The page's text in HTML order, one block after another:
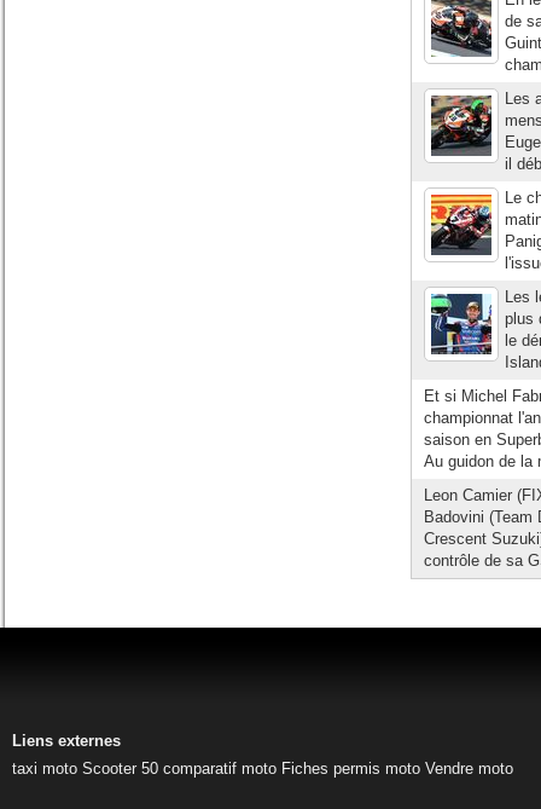
de
Les
il
Le
Les
plus
le
Et si Michel
championnat
saison en
Au guidon de la
Leon Camier
Badovini
Crescent
contrôle de sa
Liens externes
taxi moto Scooter 50 comparatif moto Fiches permis moto Vendre moto